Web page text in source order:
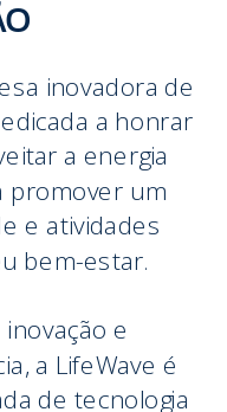
inovadora de
a honrar
a energia
promover um
e atividades
bem-estar.
e
a LifeWave é
de tecnologia